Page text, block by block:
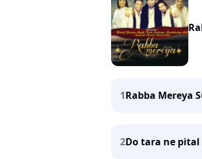
1Rabba Mereya
2Do tara ne pital